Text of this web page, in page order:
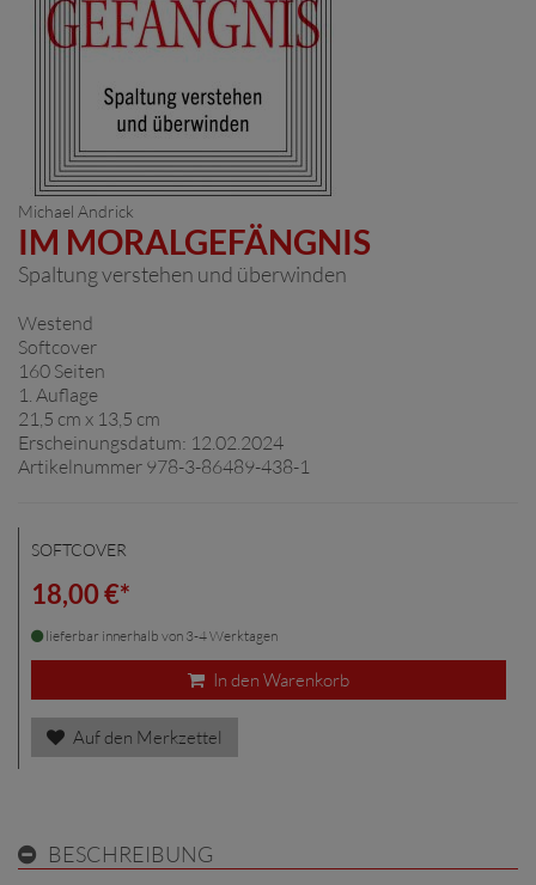
Michael Andrick
IM MORALGEFÄNGNIS
Spaltung verstehen und überwinden
Westend
Softcover
160 Seiten
1. Auflage
21,5 cm x 13,5 cm
Erscheinungsdatum: 12.02.2024
Artikelnummer 978-3-86489-438-1
SOFTCOVER
18,00 €*
lieferbar innerhalb von 3-4 Werktagen
In den Warenkorb
Auf den Merkzettel
BESCHREIBUNG